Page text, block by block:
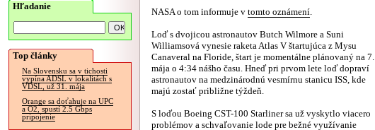
Hľadanie
Top články
Na Slovensku sa v tichosti
vypína ADSL v lokalitách s
VDSL, už 31. mája
Orange sa doťahuje na UPC
a O2, spustí 2.5 Gbps
pripojenie
NASA o tom informuje v tomto oznámení.
Loď s dvojicou astronautov Butch Wilmore a Suni
Williamsová vynesie raketa Atlas V štartujúca z Mysu
Canaveral na Floride, štart je momentálne plánovaný na 7.
mája o 4:34 nášho času. Hneď pri prvom lete loď dopraví
astronautov na medzinárodnú vesmírnu stanicu ISS, kde
majú zostať približne týždeň.
S loďou Boeing CST-100 Starliner sa už vyskytlo viacero
problémov a schvaľovanie lode pre bežné využívanie